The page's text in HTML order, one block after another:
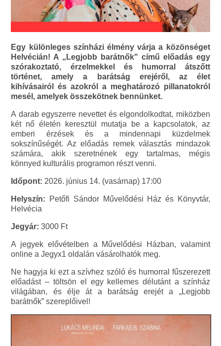
Egy különleges színházi élmény várja a közönséget
Helvécián! A „Legjobb barátnők" című előadás egy
szórakoztató, érzelmekkel és humorral átszőtt
történet, amely a barátság erejéről, az élet
kihívásairól és azokról a meghatározó pillanatokról
mesél, amelyek összekötnek bennünket.
A darab egyszerre nevettet és elgondolkodtat, miközben
két nő életén keresztül mutatja be a kapcsolatok, az
emberi érzések és a mindennapi küzdelmek
sokszínűségét. Az előadás remek választás mindazok
számára, akik szeretnének egy tartalmas, mégis
könnyed kulturális programon részt venni.
Időpont: 2026. június 14. (vasárnap) 17:00
Helyszín: Petőfi Sándor Művelődési Ház és Könyvtár,
Helvécia
Jegyár: 3000 Ft
A jegyek elővételben a Művelődési Házban, valamint
online a Jegyx1 oldalán vásárolhatók meg.
Ne hagyja ki ezt a szívhez szóló és humorral fűszerezett
előadást – töltsön el egy kellemes délutánt a színház
világában, és élje át a barátság erejét a „Legjobb
barátnők” szereplőivel!